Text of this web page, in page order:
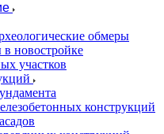
обмеры
новостройке
участков
конструкций